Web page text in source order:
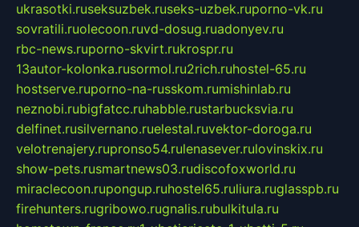
ukrasotki.ruseksuzbek.ruseks-uzbek.ruporno-vk.ru
sovratili.ruolecoon.ruvd-dosug.ruadonyev.ru
rbc-news.ruporno-skvirt.rukrospr.ru
13autor-kolonka.rusormol.ru2rich.ruhostel-65.ru
hostserve.ruporno-na-russkom.rumishinlab.ru
neznobi.rubigfatcc.ruhabble.rustarbucksvia.ru
delfinet.rusilvernano.ruelestal.ruvektor-doroga.ru
velotrenajery.rupronso54.rulenasever.rulovinskix.ru
show-pets.rusmartnews03.rudiscofoxworld.ru
miraclecoon.rupongup.ruhostel65.ruliura.ruglasspb.ru
firehunters.rugribowo.rugnalis.rubulkitula.ru